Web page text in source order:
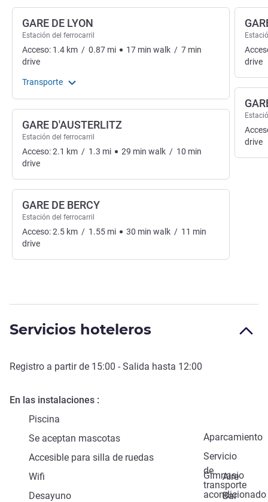
GARE DE LYON
Estación del ferrocarril
Acceso: 1.4 km / 0.87 mi 17 min walk / 7 min
drive
Transporte
GARE D'AUSTERLITZ
Estación del ferrocarril
Acceso:2.1 km / 1.3 mi 29 min walk / 10 min
drive
GARE DE BERCY
Estación del ferrocarril
Acceso:2.5 km / 1.55 mi 30 min walk / 11 min
drive
drive
drive
Servicios hoteleros
Registro a partir de 15:00 - Salida hasta 12:00
En las instalaciones
Piscina
Aparcamiento
Se aceptan mascotas
Servicio
de
transporte
Accesible para silla de ruedas
Gimnasio
Wifi
Aire
acondicionado
Desayuno
Bar